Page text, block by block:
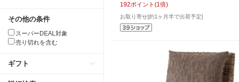
その他の条件
スーパーDEAL対象
売り切れを含む
ギフト
192ポイント (1 倍)
お取り寄せ[約1ヶ月半で出荷予定]